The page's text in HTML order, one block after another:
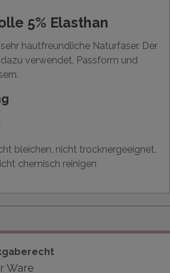
5% Elasthan
hautfreundliche Naturfaser. Der
verwendet, Passform und
bleichen, nicht trocknergeeignet,
chemisch reinigen
Ware